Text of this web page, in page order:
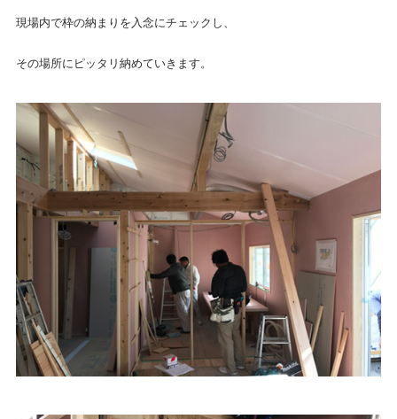
現場内で枠の納まりを入念にチェックし、
その場所にピッタリ納めていきます。